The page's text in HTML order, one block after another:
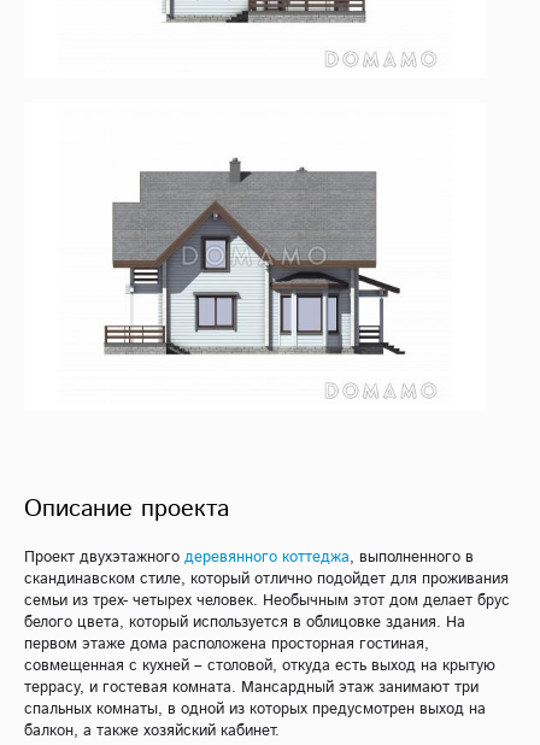
Описание проекта
Проект двухэтажного деревянного коттеджа, выполненного в
скандинавском стиле, который отлично подойдет для проживания
семьи из трех- четырех человек. Необычным этот дом делает брус
белого цвета, который используется в облицовке здания. На
первом этаже дома расположена просторная гостиная,
совмещенная с кухней – столовой, откуда есть выход на крытую
террасу, и гостевая комната. Мансардный этаж занимают три
спальных комнаты, в одной из которых предусмотрен выход на
балкон, а также хозяйский кабинет.